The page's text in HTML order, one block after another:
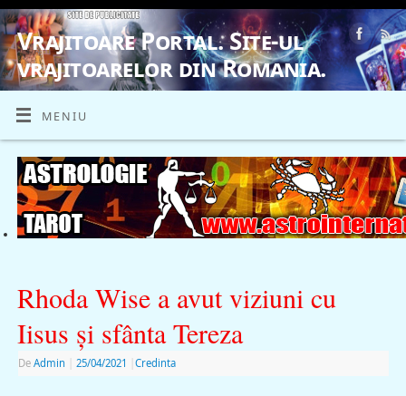
Vrajitoare Portal. Site-ul
vrajitoarelor din Romania.
VRAJITOARE, VRAJITOARELE, VRAJITOARE
MENIU
Rhoda Wise a avut viziuni cu
Iisus şi sfânta Tereza
De Admin 25/04/2021 Credinta